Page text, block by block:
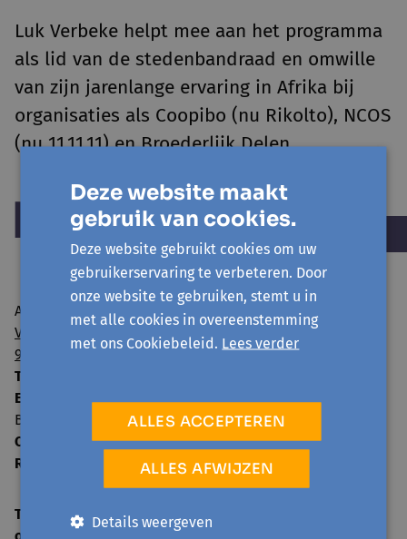
Luk Verbeke helpt mee aan het programma
als lid van de stedenbandraad en omwille
van zijn jarenlange ervaring in Afrika bij
organisaties als Coopibo (nu Rikolto), NCOS
(nu 11.11.11) en Broederlijk Delen.
Avansa regio Gent vzw
Visserij 106/1
9000 Gent
T:
E:
info@avansa-regiogent.be
BE15 8939 4415 5730
Ondernemingsnummer:0859.604.397
RPR:
Oost-Vlaanderen
TELEFONISCH ONTHAAL
Deze website maakt
gebruik van cookies.
Deze website gebruikt cookies om uw
gebruikerservaring te verbeteren. Door
onze website te gebruiken, stemt u in
met alle cookies in overeenstemming
met ons Cookiebeleid. Lees verder
ALLES ACCEPTEREN
ALLES AFWIJZEN
Details weergeven